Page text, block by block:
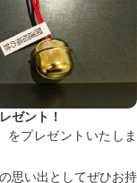
ゼント！
をプレゼントいたしま
思い出としてぜひお持